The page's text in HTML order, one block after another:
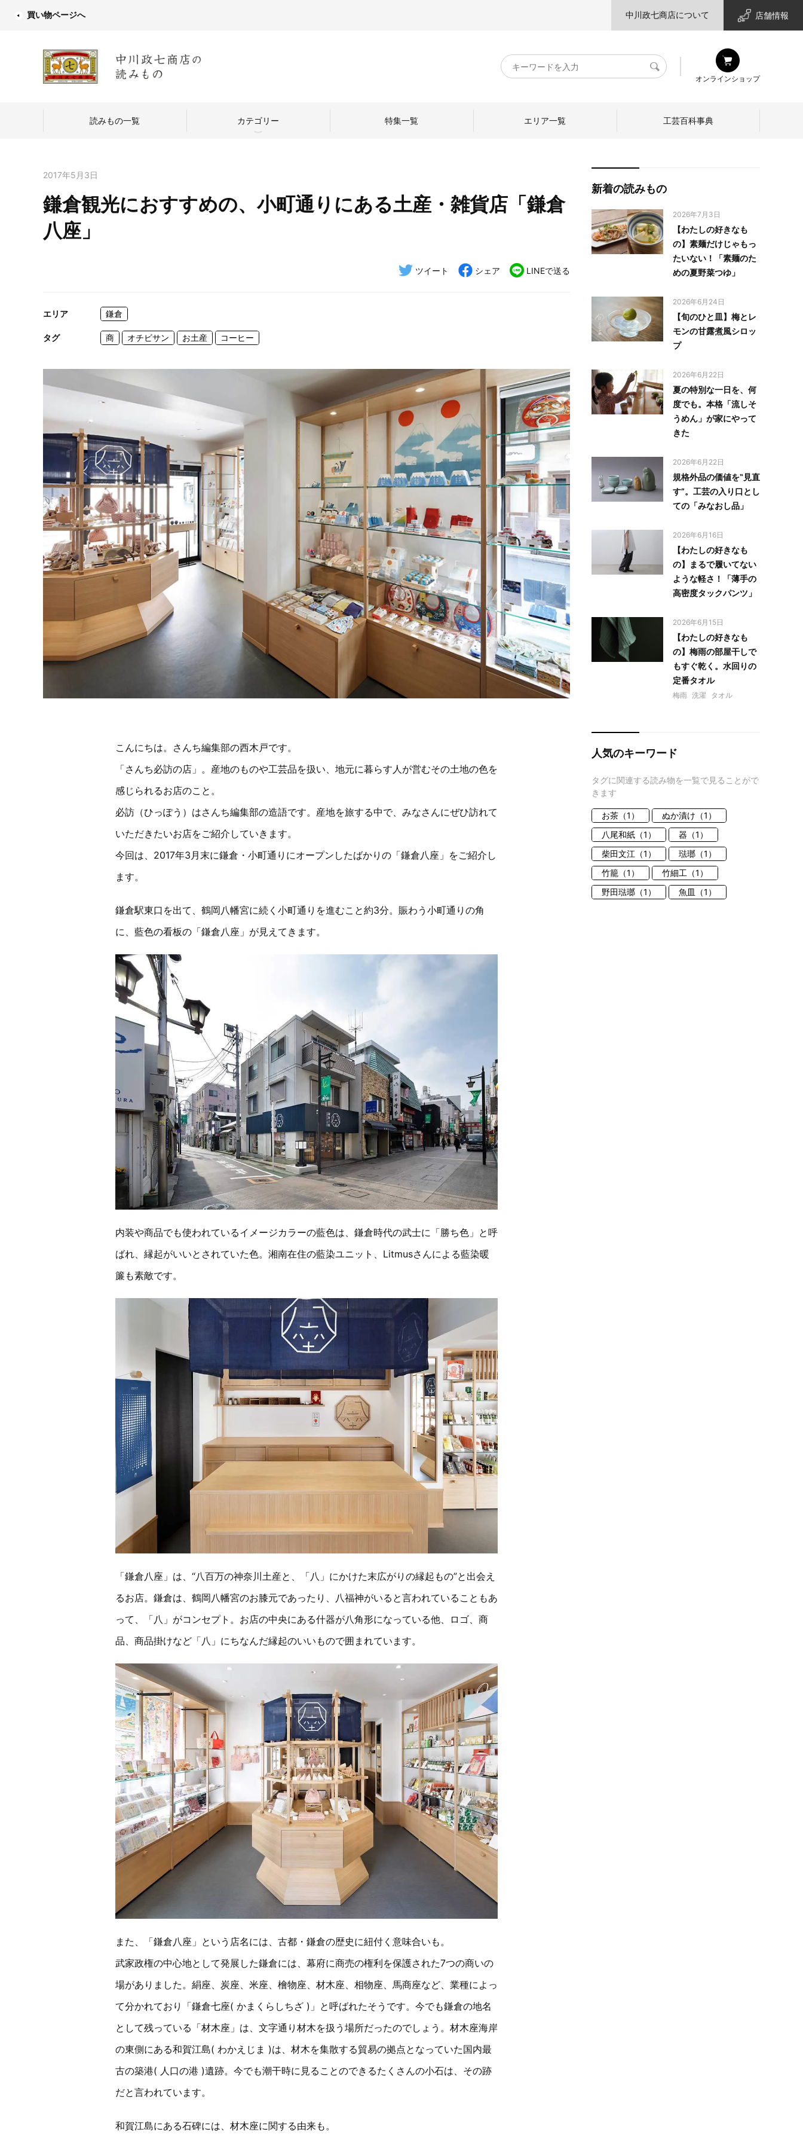
買い物ページへ 中川政七商店について 店舗情報
キ
ー
検
オンラインショップ
読みもの一覧 カテゴリー
中川政七商店のものづくり 日本の暮らし 中川政七商店のひと
特集一覧 エリア一覧 工芸百科事典
2017年5月3日
鎌倉観光におすすめの、小町通りにある土産・雑貨店「鎌倉
八座」
ツイート シェア LINEで送る
エリア 鎌倉
タグ 商 オチビサン お土産 コーヒー
こんにちは。さんち編集部の西木戸です。
「さんち必訪の店」。産地のものや工芸品を扱い、地元に暮らす人が営むその土地の色を
感じられるお店のこと。
必訪（ひっぽう）はさんち編集部の造語です。産地を旅する中で、みなさんにぜひ訪れて
いただきたいお店をご紹介していきます。
今回は、2017年3月末に鎌倉・小町通りにオープンしたばかりの「鎌倉八座」をご紹介し
ます。
鎌倉駅東口を出て、鶴岡八幡宮に続く小町通りを進むこと約3分。賑わう小町通りの角
に、藍色の看板の「鎌倉八座」が見えてきます。
内装や商品でも使われているイメージカラーの藍色は、鎌倉時代の武士に「勝ち色」と呼
ばれ、縁起がいいとされていた色。湘南在住の藍染ユニット、Litmusさんによる藍染暖
簾も素敵です。
「鎌倉八座」は、“八百万の神奈川土産と、「八」にかけた末広がりの縁起もの”と出会え
るお店。鎌倉は、鶴岡八幡宮のお膝元であったり、八福神がいると言われていることもあ
って、「八」がコンセプト。お店の中央にある什器が八角形になっている他、ロゴ、商
品、商品掛けなど「八」にちなんだ縁起のいいもので囲まれています。
また、「鎌倉八座」という店名には、古都・鎌倉の歴史に紐付く意味合いも。
武家政権の中心地として発展した鎌倉には、幕府に商売の権利を保護された7つの商いの
場がありました。絹座、炭座、米座、檜物座、材木座、相物座、馬商座など、業種によっ
て分かれており「鎌倉七座( かまくらしちざ )」と呼ばれたそうです。今でも鎌倉の地名
として残っている「材木座」は、文字通り材木を扱う場所だったのでしょう。材木座海岸
の東側にある和賀江島( わかえじま )は、材木を集散する貿易の拠点となっていた国内最
古の築港( 人口の港 )遺跡。今でも潮干時に見ることのできるたくさんの小石は、その跡
だと言われています。
和賀江島にある石碑には、材木座に関する由来も。
新着の読みもの
2026年7月3日
【わたしの好きなも
の】素麺だけじゃもっ
たいない！「素麺のた
めの夏野菜つゆ」
2026年6月24日
【旬のひと皿】梅とレ
モンの甘露煮風シロッ
プ
2026年6月22日
夏の特別な一日を、何
度でも。本格「流しそ
うめん」が家にやって
きた
2026年6月22日
規格外品の価値を‟見直
す”。工芸の入り口とし
ての「みなおし品」
2026年6月16日
【わたしの好きなも
の】まるで履いてない
ような軽さ！「薄手の
高密度タックパンツ」
2026年6月15日
【わたしの好きなも
の】梅雨の部屋干しで
もすぐ乾く。水回りの
定番タオル
梅雨 洗濯 タオル
人気のキーワード
タグに関連する読み物を一覧で見ることがで
きます
お茶（1）
ぬか漬け（1）
八尾和紙（1）
器（1）
柴田文江（1）
琺瑯（1）
竹籠（1）
竹細工（1）
野田琺瑯（1）
魚皿（1）